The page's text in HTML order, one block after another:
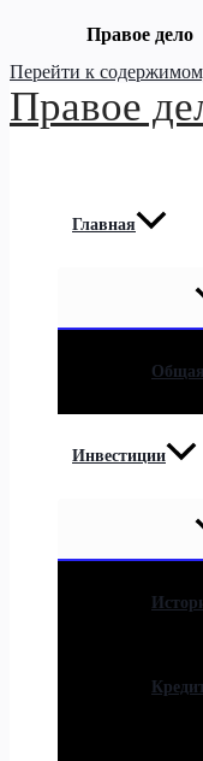
Правое дело
Перейти к
Правое
Главная
Общая
Инвестиции